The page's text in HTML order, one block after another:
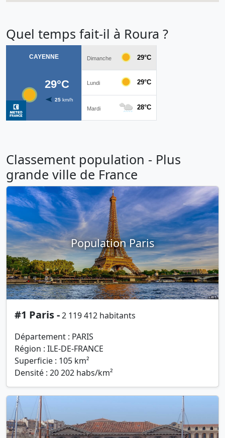
Quel temps fait-il à Roura ?
Classement population - Plus
grande ville de France
Population Paris
#1 Paris -2 119 412 habitants
Département : PARIS
Région : ILE-DE-FRANCE
Superficie : 105 km²
Densité : 20 202 habs/km²